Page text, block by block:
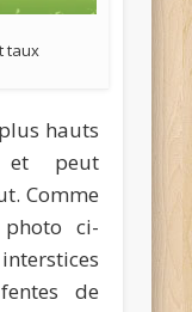
taux
hauts
et peut
Comme
ci-
de